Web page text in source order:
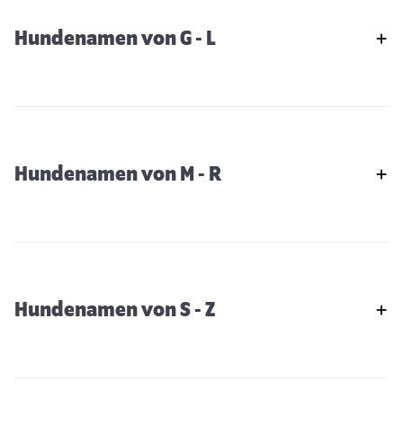
Hundenamen von G - L
Hundenamen von M - R
Hundenamen von S - Z